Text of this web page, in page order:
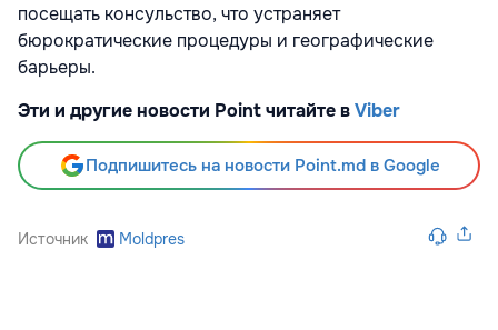
посещать консульство, что устраняет
бюрократические процедуры и географические
барьеры.
Эти и другие новости Point читайте вViber
Подпишитесь на новости Point.md в Google
Источник Moldpres